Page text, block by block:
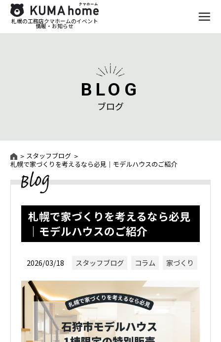
札幌の工務店クマホームのイベント
情報・お知らせ
BLOG
ブログ
スタッフブログ
札幌で家づくりを考えるなら必見｜モデルハウスのご紹介
札幌で家づくりを考えるなら必見
｜モデルハウスのご紹介
2026/03/18 スタッフブログ コラム 家づくり